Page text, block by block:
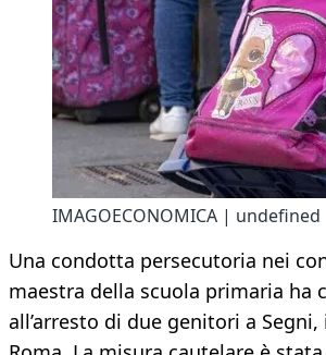
IMAGOECONOMICA | undefined
Una condotta persecutoria nei
maestra della scuola primaria ha
all’arresto di due genitori a